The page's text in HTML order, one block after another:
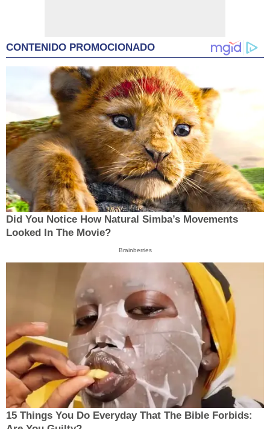
CONTENIDO PROMOCIONADO
Did You Notice How Natural Simba’s Movements
Looked In The Movie?
Brainberries
15 Things You Do Everyday That The Bible Forbids: